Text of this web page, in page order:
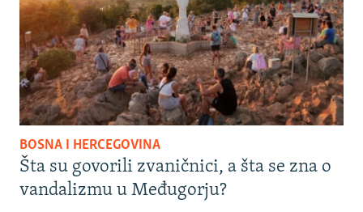
BOSNA I HERCEGOVINA
Šta su govorili zvaničnici, a šta se zna o
vandalizmu u Međugorju?